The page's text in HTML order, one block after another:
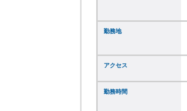
勤務地
アクセス
勤務時間